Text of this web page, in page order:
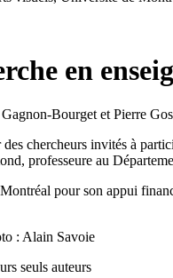
en
Bourget et Pierre
chercheurs invités à
professeure au
pour son appui
: Alain Savoie
seuls auteurs